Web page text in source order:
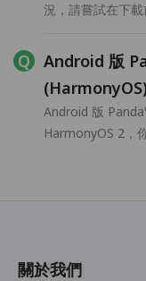
況，請嘗試在下載
Android 版
Android 版
HarmonyOS 2，
關於我們